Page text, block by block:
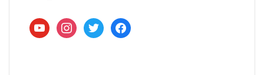
youtubeinstagram
twitter facebook